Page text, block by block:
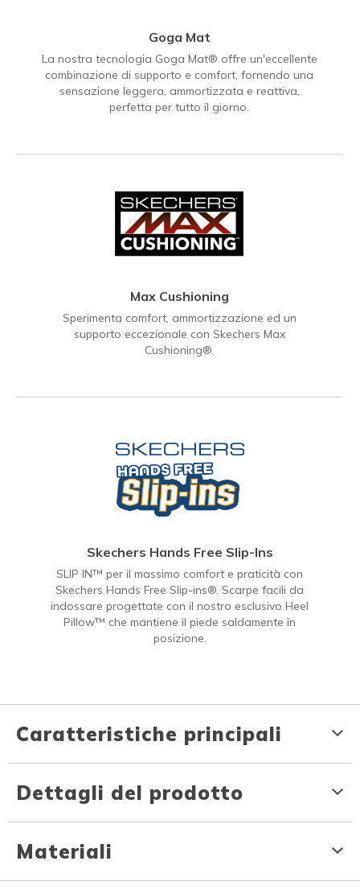
Goga Mat
La nostra tecnologia Goga Mat® offre un'eccellente
combinazione di supporto e comfort, fornendo una
sensazione leggera, ammortizzata e reattiva,
perfetta per tutto il giorno.
Max Cushioning
Sperimenta comfort, ammortizzazione ed un
supporto eccezionale con Skechers Max
Cushioning®.
Skechers Hands Free Slip-Ins
SLIP IN™ per il massimo comfort e praticità con
Skechers Hands Free Slip-ins®. Scarpe facili da
indossare progettate con il nostro esclusivo Heel
Pillow™ che mantiene il piede saldamente in
posizione.
Caratteristiche principali
Dettagli del prodotto
Materiali